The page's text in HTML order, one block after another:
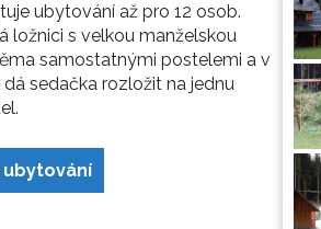
ubytování až pro 12 osob.
ložnici s velkou manželskou
samostatnými postelemi a v
sedačka rozložit na jednu